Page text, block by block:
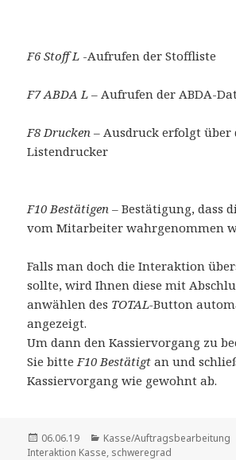
F6 Stoff L -Aufrufen der Stoffliste
F7 ABDA L – Aufrufen der ABDA-
F8 Drucken– Ausdruck erfolgt über
Listendrucker
F10 Bestätigen –Bestätigung, dass
vom Mitarbeiter wahrgenommen
Falls man doch die Interaktion
sollte, wird Ihnen diese mit
anwählen des TOTAL-Button
angezeigt.
Um dann den Kassiervorgang zu
Sie bitteF10 Bestätigt an und
Kassiervorgang wie gewohnt ab.
Veröffentlicht
am
06.06.19 Kategorien
Kasse/Auftragsbearbeitung
Interaktion Kasse, schweregrad